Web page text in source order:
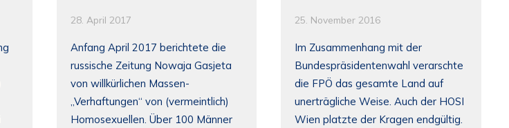
28. April 2017
Anfang April 2017 berichtete die
russische Zeitung Nowaja Gasjeta
von willkürlichen Massen-
„Verhaftungen“ von (vermeintlich)
Homosexuellen. Über 100 Männer
25. November 2016
Im Zusammenhang mit der
Bundespräsidentenwahl verarschte
die FPÖ das gesamte Land auf
unerträgliche Weise. Auch der HOSI
Wien platzte der Kragen endgültig.